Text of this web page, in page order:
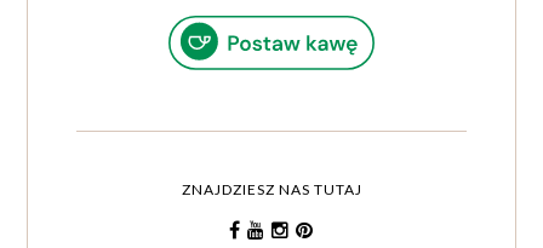
ZNAJDZIESZ NAS TUTAJ